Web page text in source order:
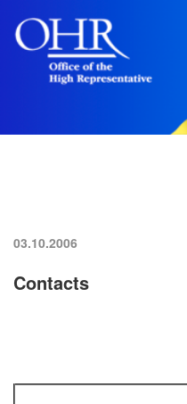
03.10.2006
Contacts